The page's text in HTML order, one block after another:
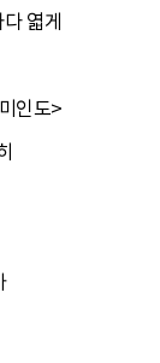
엷게
인도>